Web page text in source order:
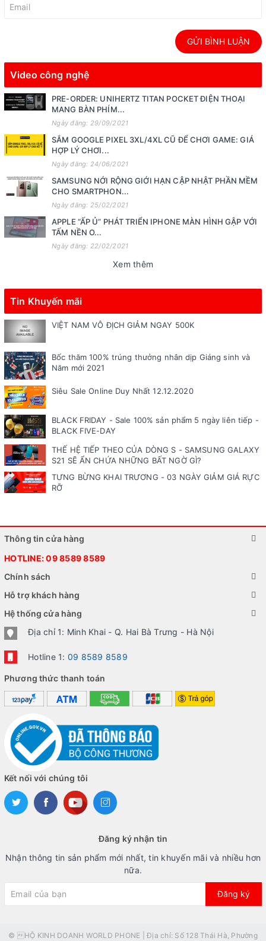
GỬI BÌNH LUẬN
Video công nghệ
PRE-ORDER: UNIHERTZ TITAN POCKET ĐIỆN THOẠI
MANG BÀN PHÍM...
Ngày đăng: 29/09/2021
SẮM GOOGLE PIXEL 3XL/4XL CŨ ĐỂ CHƠI GAME: GIÁ
HỢP LÝ CHƠI...
Ngày đăng: 24/06/2021
SAMSUNG NỚI RỘNG GIỚI HẠN CẬP NHẬT PHẦN MỀM
CHO SMARTPHON...
Ngày đăng: 25/02/2021
APPLE “ẤP Ủ” PHÁT TRIỂN IPHONE MÀN HÌNH GẬP VỚI
TẤM NỀN O...
Ngày đăng: 22/02/2021
Xem thêm
Tin Khuyến mãi
VIỆT NAM VÔ ĐỊCH GIẢM NGAY 500K
Bốc thăm 100% trúng thưởng nhân dịp Giáng sinh và
Năm mới 2021
Siêu Sale Online Duy Nhất 12.12.2020
BLACK FRIDAY - Sale 100% sản phẩm 5 ngày liên tiếp -
BLACK FIVE-DAY
THẾ HỆ TIẾP THEO CỦA DÒNG S - SAMSUNG GALAXY
S21 SẼ ẨN CHỨA NHỮNG BẤT NGỜ GÌ?
TƯNG BỪNG KHAI TRƯƠNG - 03 NGÀY GIẢM GIÁ RỰC
RỠ
Thông tin cửa hàng
HOTLINE:09 8589 8589
Chính sách
Hỗ trợ khách hàng
Hệ thống cửa hàng
Địa chỉ 1: Minh Khai - Q. Hai Bà Trưng - Hà Nội
Hotline 1: 09 8589 8589
Phương thức thanh toán
Kết nối với chúng tôi
Đăng ký nhận tin
Nhận thông tin sản phẩm mới nhất, tin khuyến mãi và nhiều hơn
nữa.
Đăng ký
© HỘ KINH DOANH WORLD PHONE | Địa chỉ: Số 128 Thái Hà, Phường